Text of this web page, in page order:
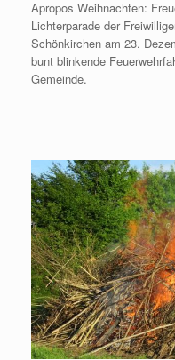
Apropos Weihnachten:
Lichterparade der
Schönkirchen am 23.
bunt blinkende
Gemeinde.